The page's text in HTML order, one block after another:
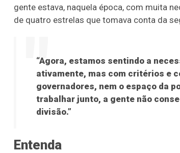
gente estava, naquela época, com muita
de quatro estrelas que tomava conta da
“Agora, estamos sentindo a
ativamente, mas com critérios e
governadores, nem o espaço da
trabalhar junto, a gente não
divisão.”
Entenda